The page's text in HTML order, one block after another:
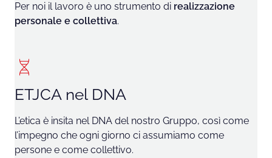
Per noi il lavoro è uno strumento di realizzazione
personale e collettiva.
ETJCA nel DNA
L’etica è insita nel DNA del nostro Gruppo, così come
l’impegno che ogni giorno ci assumiamo come
persone e come collettivo.